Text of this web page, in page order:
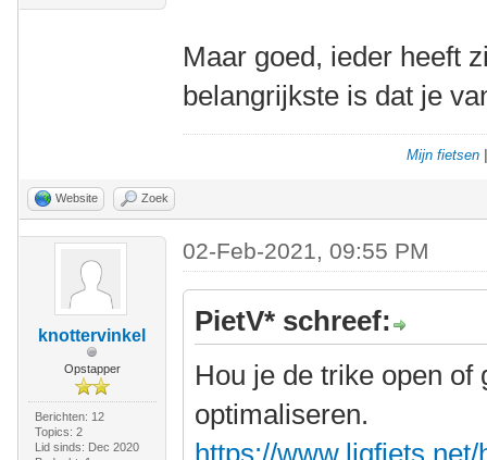
Maar goed, ieder heeft
belangrijkste is dat je
Mijn fietsen
Website Zoek
knottervinkel
Opstapper
Berichten: 12
Topics: 2
Lid sinds: Dec 2020
02-Feb-2021, 09:55 PM
PietV* schreef:
Hou je de trike open of
optimaliseren.
https://